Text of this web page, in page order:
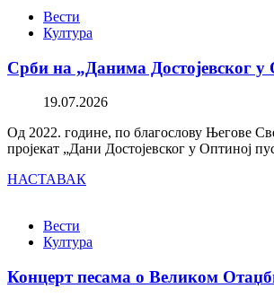
Вести
Култура
Срби на „Данима Достојевског у
19.07.2026
Од 2022. године, по благослову Његове
пројекат „Дани Достојевског у Оптиној
НАСТАВАК
Вести
Култура
Концерт песама о Великом